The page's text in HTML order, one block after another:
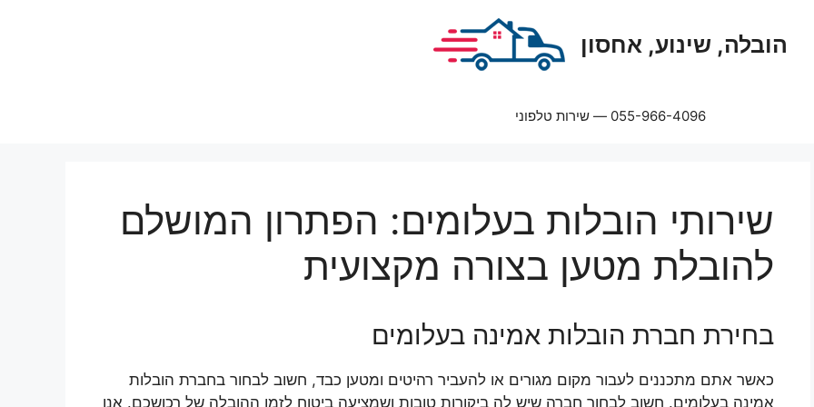
הובלה, שינוע, אחסון
055-966-4096 — שירות טלפוני
שירותי הובלות בעלומים: הפתרון המושלם
להובלת מטען בצורה מקצועית
בחירת חברת הובלות אמינה בעלומים
כאשר אתם מתכננים לעבור מקום מגורים או להעביר רהיטים ומטען כבד, חשוב לבחור בחברת הובלות
אמינה בעלומים. חשוב לבחור חברה שיש לה ביקורות טובות ושמציעה ביטוח לזמן ההובלה של רכושכם. אנו